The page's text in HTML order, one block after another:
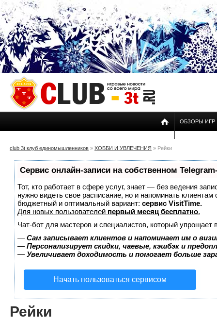
ОБЗОРЫ ИГР
club 3t клуб единомышленников » ХОББИ И УВЛЕЧЕНИЯ » Рейки
Сервис онлайн-записи на собственном
Тот, кто работает в сфере услуг, знает — без ведения
нужно видеть свое расписание, но и напоминать
бюджетный и оптимальный вариант: сервис VisitTime.
Для новых пользователей первый месяц бесплатно.
Чат-бот для мастеров и специалистов, который упрощает
— Сам записывает клиентов и напоминает им о
— Персонализирует скидки, чаевые, кэшбэк и
— Увеличивает доходимость и помогает больше
Начать пользоваться сервисом
Рейки